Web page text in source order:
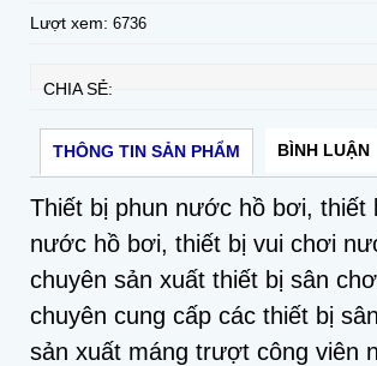
Lượt xem: 6736
CHIA SẺ:
THÔNG TIN SẢN PHẨM BÌNH LUẬN
Thiết bị phun nước hồ bơi, thiết
nước hồ bơi, thiết bị vui chơi
chuyên sản xuất thiết bị sân
chuyên cung cấp các thiết bị
sản xuất máng trượt công viên